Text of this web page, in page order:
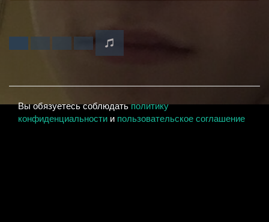
Вы обязуетесь соблюдатьполитику
конфиденциальности и пользовательское соглашение